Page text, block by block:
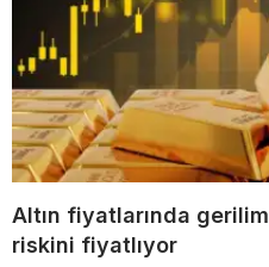
Altın fiyatlarında
riskini fiyatlıyor